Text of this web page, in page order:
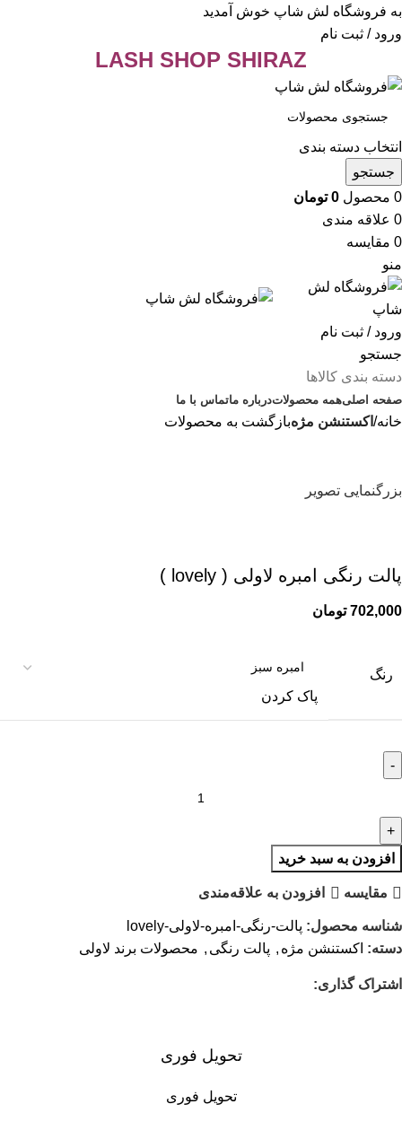
به فروشگاه لش شاپ خوش آمدید
ورود / ثبت نام
LASH SHOP SHIRAZ
انتخاب دسته بندی
جستجو
0 محصول 0 تومان
0 علاقه مندی
0 مقایسه
منو
ورود / ثبت نام
جستجو
دسته بندی کالاها
صفحه اصلیهمه محصولاتدرباره ماتماس با ما
خانه اکستنشن مژهبازگشت به محصولات
بزرگنمایی تصویر
پالت رنگی امبره لاولی ( lovely )
702,000 تومان
رنگ
پاک کردن
افزودن به سبد خرید
مقایسه افزودن به علاقه‌مندی
شناسه محصول: پالت-رنگی-امبره-لاولی-lovely
دسته: اکستنشن مژه , پالت رنگی , محصولات برند لاولی
اشتراک گذاری:
تحویل فوری
تحویل فوری